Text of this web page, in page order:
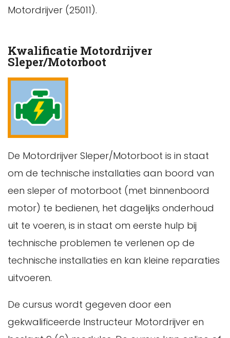
Motordrijver (25011).
Kwalificatie Motordrijver
Sleper/Motorboot
De Motordrijver Sleper/Motorboot is in staat
om de technische installaties aan boord van
een sleper of motorboot (met binnenboord
motor) te bedienen, het dagelijks onderhoud
uit te voeren, is in staat om eerste hulp bij
technische problemen te verlenen op de
technische installaties en kan kleine reparaties
uitvoeren.
De cursus wordt gegeven door een
gekwalificeerde Instructeur Motordrijver en